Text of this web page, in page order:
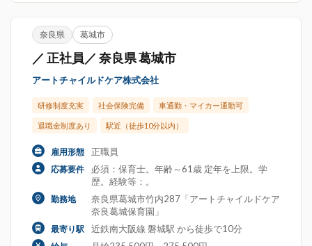
奈良県 葛城市
／ 正社員／ 奈良県 葛城市
アートチャイルドケア株式会社
研修制度充実 社会保険完備 車通勤・マイカー通勤可
退職金制度あり 駅近（徒歩10分以内）
雇用形態 正職員
応募要件
必須：保育士。年齢～61歳 定年を上限。学
歴。経験等：。
勤務地
奈良県葛城市竹内287「アートチャイルドケア
奈良葛城保育園」
最寄り駅 近鉄南大阪線 磐城駅 から徒歩で10分